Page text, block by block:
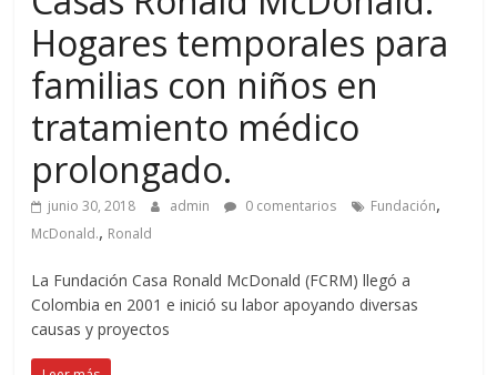
Hogares temporales para
familias con niños en
tratamiento médico
prolongado.
junio 30, 2018 admin 0 comentarios Fundación,
McDonald., Ronald
La Fundación Casa Ronald McDonald (FCRM) llegó a
Colombia en 2001 e inició su labor apoyando diversas
causas y proyectos